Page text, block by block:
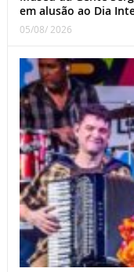
em alusão ao Dia
05/08/ 2026